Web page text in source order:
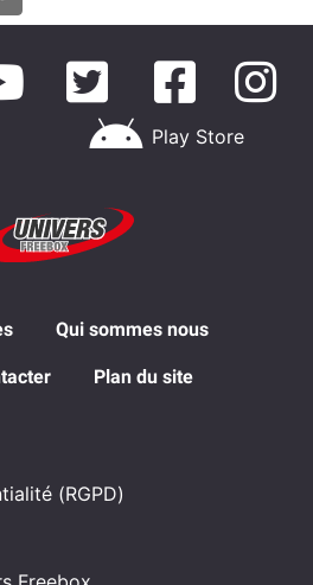
Play Store
Qui sommes nous
Plan du site
(RGPD)